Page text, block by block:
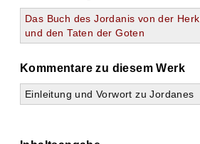
Das Buch des Jordanis von der
und den Taten der Goten
Kommentare zu diesem Werk
Einleitung und Vorwort zu Jordanes